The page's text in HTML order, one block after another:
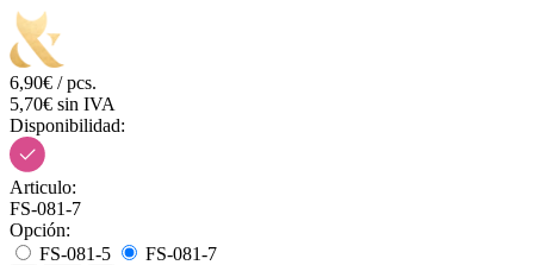
6,90€ / pcs.
5,70€ sin IVA
Disponibilidad:
Articulo:
FS-081-7
Opción:
FS-081-5
FS-081-7